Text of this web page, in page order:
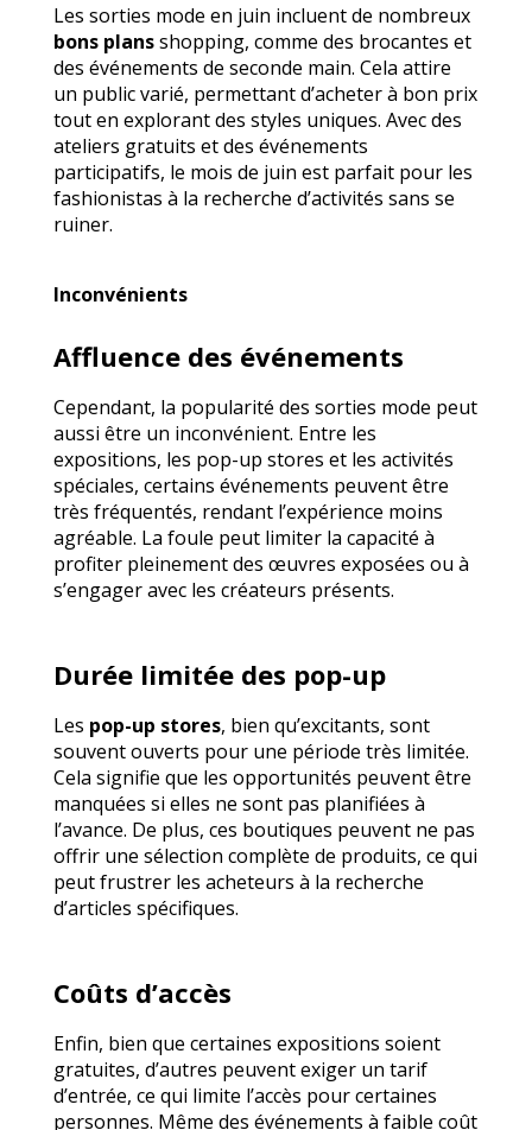
Les sorties mode en juin incluent de nombreux
bons plansshopping, comme des brocantes et
des événements de seconde main. Cela attire
un public varié, permettant d’acheter à bon prix
tout en explorant des styles uniques. Avec des
ateliers gratuits et des événements
participatifs, le mois de juin est parfait pour les
fashionistas à la recherche d’activités sans se
ruiner.
Inconvénients
Affluence des événements
Cependant, la popularité des sorties mode peut
aussi être un inconvénient. Entre les
expositions, les pop-up stores et les activités
spéciales, certains événements peuvent être
très fréquentés, rendant l’expérience moins
agréable. La foule peut limiter la capacité à
profiter pleinement des œuvres exposées ou à
s’engager avec les créateurs présents.
Durée limitée des pop-up
Les pop-up stores, bien qu’excitants, sont
souvent ouverts pour une période très limitée.
Cela signifie que les opportunités peuvent être
manquées si elles ne sont pas planifiées à
l’avance. De plus, ces boutiques peuvent ne pas
offrir une sélection complète de produits, ce qui
peut frustrer les acheteurs à la recherche
d’articles spécifiques.
Coûts d’accès
Enfin, bien que certaines expositions soient
gratuites, d’autres peuvent exiger un tarif
d’entrée, ce qui limite l’accès pour certaines
personnes. Même des événements à faible coût